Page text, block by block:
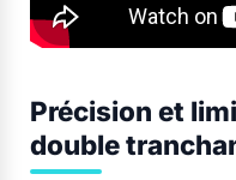
Précision et
double